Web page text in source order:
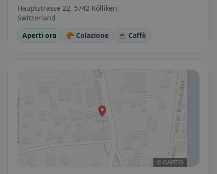
Hauptstrasse 22, 5742 Kölliken,
Switzerland
Aperti ora 🥐 Colazione ☕ Caffè